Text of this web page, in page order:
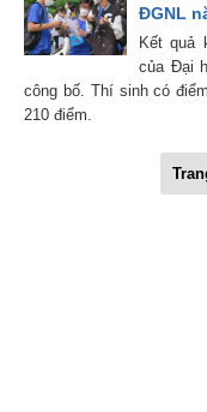
ĐGNL
Kết quả
của Đại
công bố. Thí sinh có
210 điểm.